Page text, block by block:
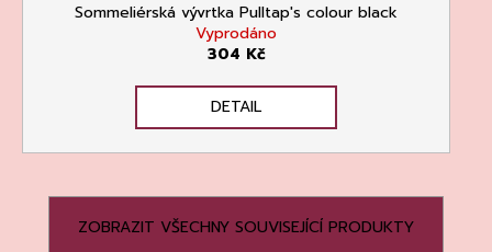
Sommeliérská vývrtka Pulltap's colour black
Vyprodáno
304 Kč
DETAIL
ZOBRAZIT VŠECHNY SOUVISEJÍCÍ PRODUKTY